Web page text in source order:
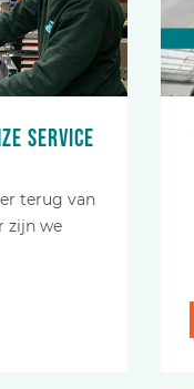
service
terug van
zijn we